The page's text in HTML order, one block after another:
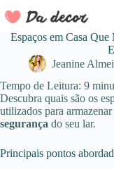
para
conteúdo
Espaços em Casa
Jeanine
Tempo de Leitura: 9
Descubra quais são os
utilizados para
segurança do seu lar.
Principais pontos